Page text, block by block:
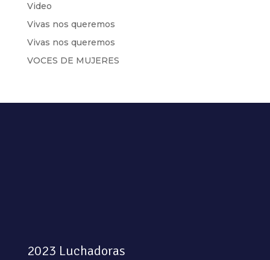
Video
Vivas nos queremos
Vivas nos queremos
VOCES DE MUJERES
2023 Luchadoras